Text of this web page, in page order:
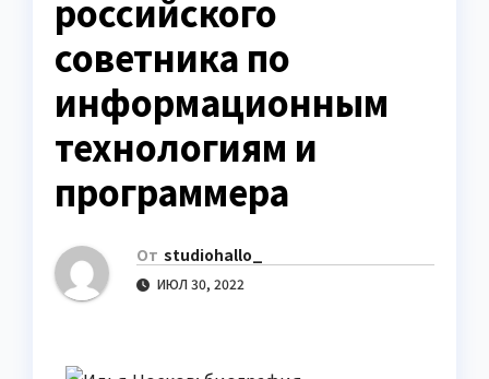
российского
советника по
информационным
технологиям и
программера
От studiohallo_
ИЮЛ 30, 2022